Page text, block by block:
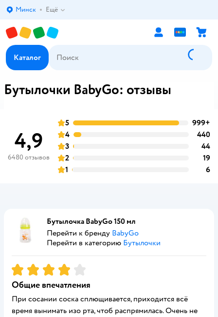
Выбор адреса доставки.
Минск Ещё
Каталог
Бутылочки BabyGo: отзывы
4,9
6480 отзывов
оценка
5 999+
оценка
4 440
оценка
3 44
оценка
2 19
оценка
1 6
Бутылочка BabyGo 150 мл
Перейти к бренду BabyGo
Перейти в категорию Бутылочки
Рейтинг:4
Общие впечатления
При сосании соска сплющивается, приходится всё
время вынимать изо рта, чтоб распрямилась. Очень не